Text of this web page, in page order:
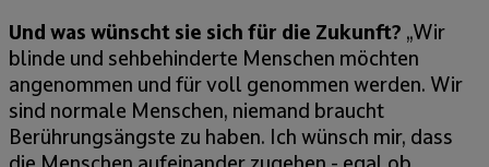
Und was wünscht sie sich für die Zukunft? „Wir
blinde und sehbehinderte Menschen möchten
angenommen und für voll genommen werden. Wir
sind normale Menschen, niemand braucht
Berührungsängste zu haben. Ich wünsch mir, dass